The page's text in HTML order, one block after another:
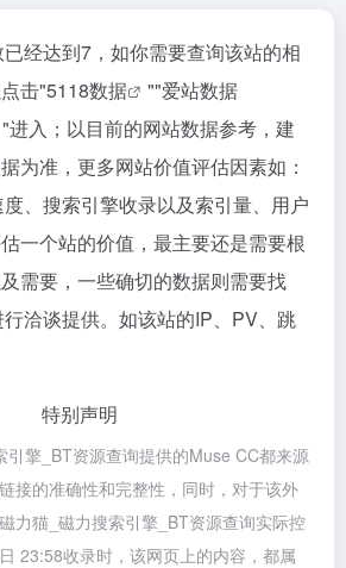
经达到7，如你需要查询该站的相
击"5118数据 ""爱站数据
"进入；以目前的网站数据参考，建
为准，更多网站价值评估因素如：
、搜索引擎收录以及索引量、用户
一个站的价值，最主要还是需要根
需要，一些确切的数据则需要找
洽谈提供。如该站的IP、PV、跳
特别声明
引擎_BT资源查询提供的Muse CC都来源
接的准确性和完整性，同时，对于该外
力猫_磁力搜索引擎_BT资源查询实际控
23:58收录时，该网页上的内容，都属